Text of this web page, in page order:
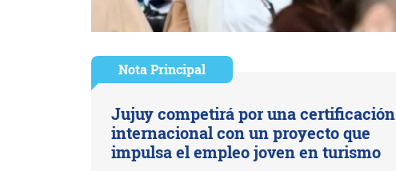
Nota Principal
Jujuy competirá por una certificación
internacional con un proyecto que
impulsa el empleo joven en turismo